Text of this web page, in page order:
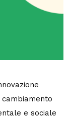
e sociale